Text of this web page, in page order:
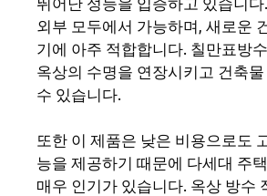
외부 모두에서 가능하며, 새로운
기에 아주 적합합니다. 칠만표방
옥상의 수명을 연장시키고 건축
수 있습니다.
또한 이 제품은 낮은 비용으로도
능을 제공하기 때문에 다세대 주
매우 인기가 있습니다. 옥상 방수